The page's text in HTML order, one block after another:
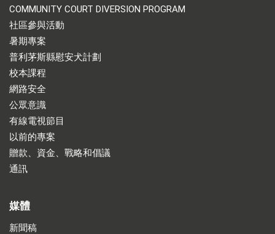
COMMUNITY COURT DIVERSION PROGRAM
社區參與活動
暑期專案
普利茅斯縣慰安犬計劃
校本課程
網路安全
公眾意識
有線電視節目
以前的專案
贈款、資金、戰略和倡議
通訊
媒體
新聞稿